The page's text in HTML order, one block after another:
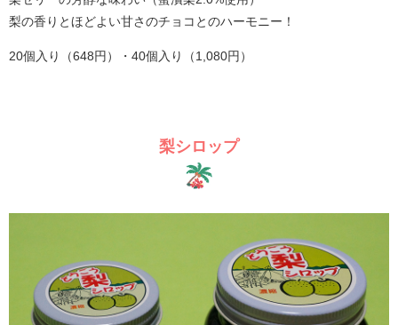
梨の香りとほどよい甘さのチョコとのハーモニー！
20個入り（648円）・40個入り（1,080円）
梨シロップ